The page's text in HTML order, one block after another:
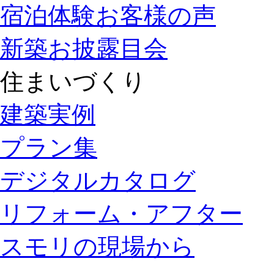
宿泊体験お客様の声
新築お披露目会
住まいづくり
建築実例
プラン集
デジタルカタログ
リフォーム・アフター
スモリの現場から